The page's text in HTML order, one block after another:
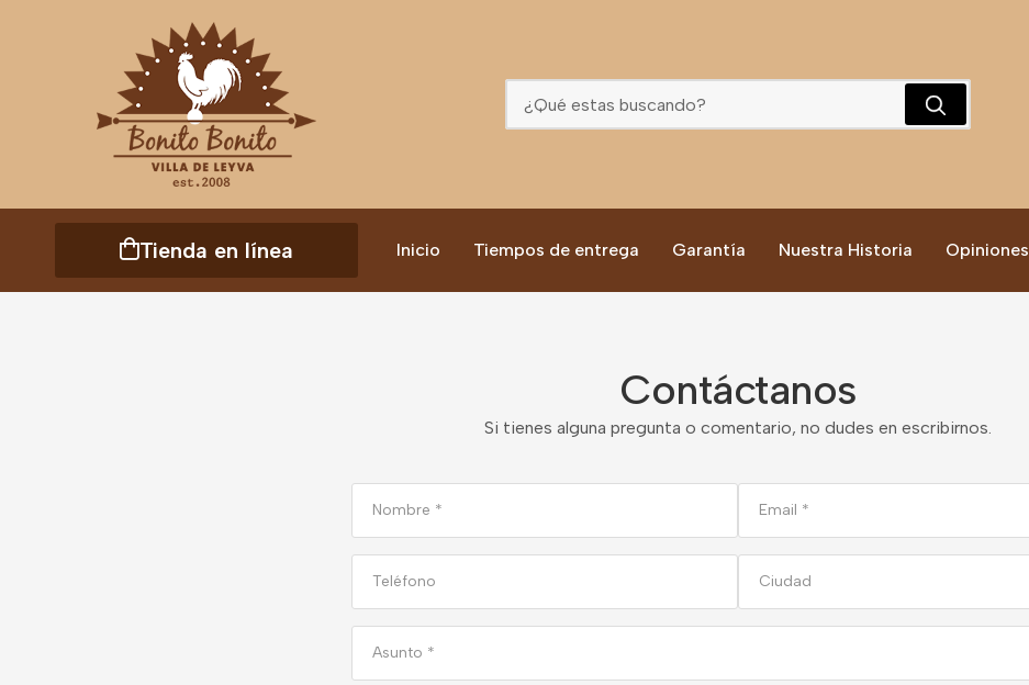
Tienda en línea Inicio Tiempos de entrega Garantía Nuestra Historia Opiniones
Contáctanos
Si tienes alguna pregunta o comentario, no dudes en escribirnos.
humano
ignora
campo